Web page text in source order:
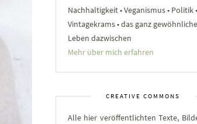
Nachhaltigkeit • Veganismus • Politik •
Vintagekrams • das ganz gewöhnliche
Leben dazwischen
Mehr über mich erfahren
CREATIVE COMMONS
Alle hier veröffentlichten Texte,